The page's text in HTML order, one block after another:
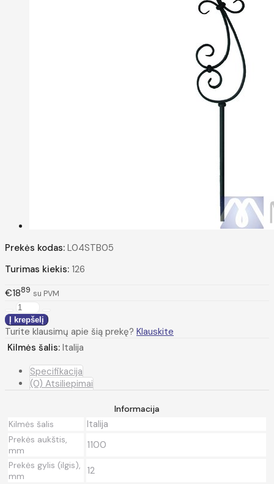
Prekės kodas: L04STB05
Turimas kiekis: 126
€1889 su PVM
Turite klausimų apie šią prekę? Klauskite
Kilmės šalis: Italija
Specifikacija
(0) Atsiliepimai
Informacija
Kilmės šalis
Italija
Prekės aukštis,
mm
1100
Prekės gylis (ilgis),
mm
12